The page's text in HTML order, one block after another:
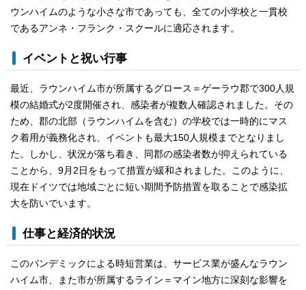
ウンハイムのような小さな市であっても、全ての小学校と一貫校
であるアンネ・フランク・スクールに適応されます。
イベントと祝い行事
最近、ラウンハイム市が所属するグロース＝ゲーラウ郡で300人規
模の結婚式が2度開催され、感染者が複数人確認されました。その
ため、郡の北部（ラウンハイムを含む）の学校では一時的にマス
ク着用が義務化され、イベントも最大150人規模までとなりまし
た。しかし、状況が落ち着き、同郡の感染者数が抑えられている
ことから、9月2日をもって措置が緩和されました。このように、
現在ドイツでは地域ごとに短い期間予防措置を取ることで感染拡
大を防いでいます。
仕事と経済的状況
このパンデミックによる時短営業は、サービス業が盛んなラウン
ハイム市、また市が所属するライン＝マイン地方に深刻な影響を